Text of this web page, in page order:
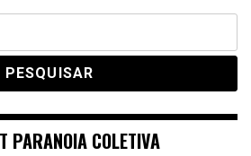
PARANOIA COLETIVA